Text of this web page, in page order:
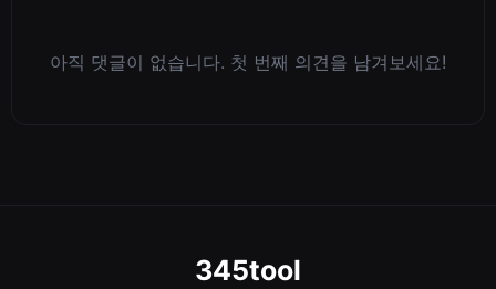
아직 댓글이 없습니다. 첫 번째 의견을 남겨보세요!
345tool